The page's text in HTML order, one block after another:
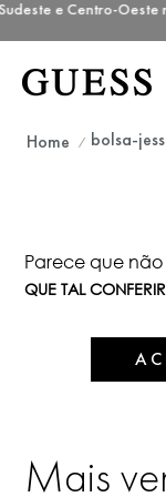
e Centro-
bolsa-
Parece que
QUE TAL
Mais